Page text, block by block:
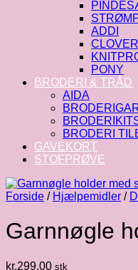
ADDI
CLOVER
PONY
BRODERI & TRÅD
AIDA
BRODERI
GAVEKORT
STOFPRØVE
Forside / Hjælpemidler /
Garnnøgle
kr.299.00 stk